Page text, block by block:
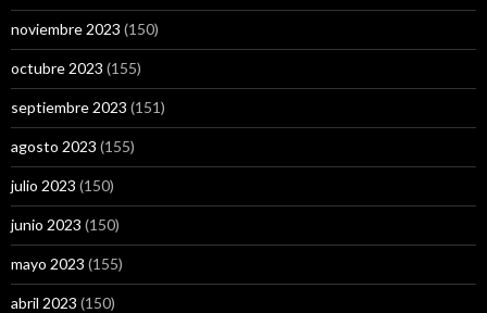
noviembre 2023 (150)
octubre 2023 (155)
septiembre 2023 (151)
agosto 2023 (155)
julio 2023 (150)
junio 2023 (150)
mayo 2023 (155)
abril 2023 (150)